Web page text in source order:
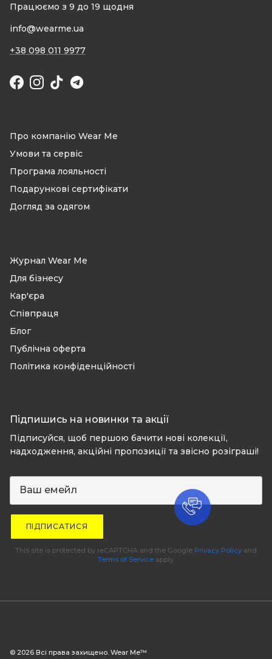
Працюємо з 9 до 19 щодня
info@wearme.ua
+38 098 011 9977
Facebook
Instagram
TikTok
Про компанію Wear Me
Умови та сервіс
Програма лояльності
Подарункові сертифікати
Догляд за одягом
Журнал Wear Me
Для бізнесу
Кар'єра
Співпраця
Блог
Публічна оферта
Політика конфіденційності
Підпишись на новинки та акції
Підписуйся, щоб першою бачити нові колекції,
надходження, акційні пропозиції та звісно розіграші!
ПІДПИСАТИСЯ
This site is protected by reCAPTCHA and the Google Privacy Policy and
Terms of Serviceapply.
© 2026 Всі права захищено. Wear Me™